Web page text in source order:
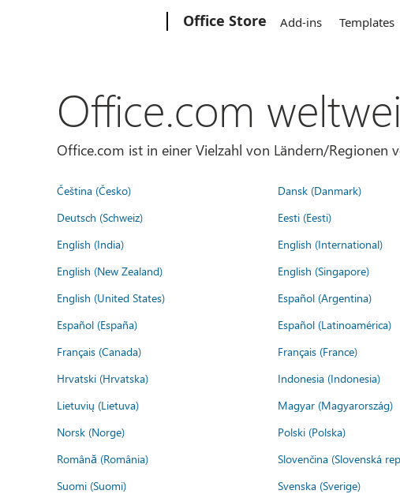
Office Store Add-ins Templates
Office.com
Office.com ist in einer Vielzahl von Ländern/Regionen
Čeština (Česko) Dansk (Danmark)
Deutsch (Schweiz)
Eesti (Eesti)
English (India)
English (International)
English (New Zealand)
English (Singapore)
English (United States)
Español (Argentina)
Español (España)
Español (Latinoamérica)
Français (Canada)
Français (France)
Hrvatski (Hrvatska)
Indonesia (Indonesia)
Lietuvių (Lietuva)
Magyar (Magyarország)
Norsk (Norge)
Polski (Polska)
Română (România)
Slovenčina (Slovenská
Suomi (Suomi)
Svenska (Sverige)